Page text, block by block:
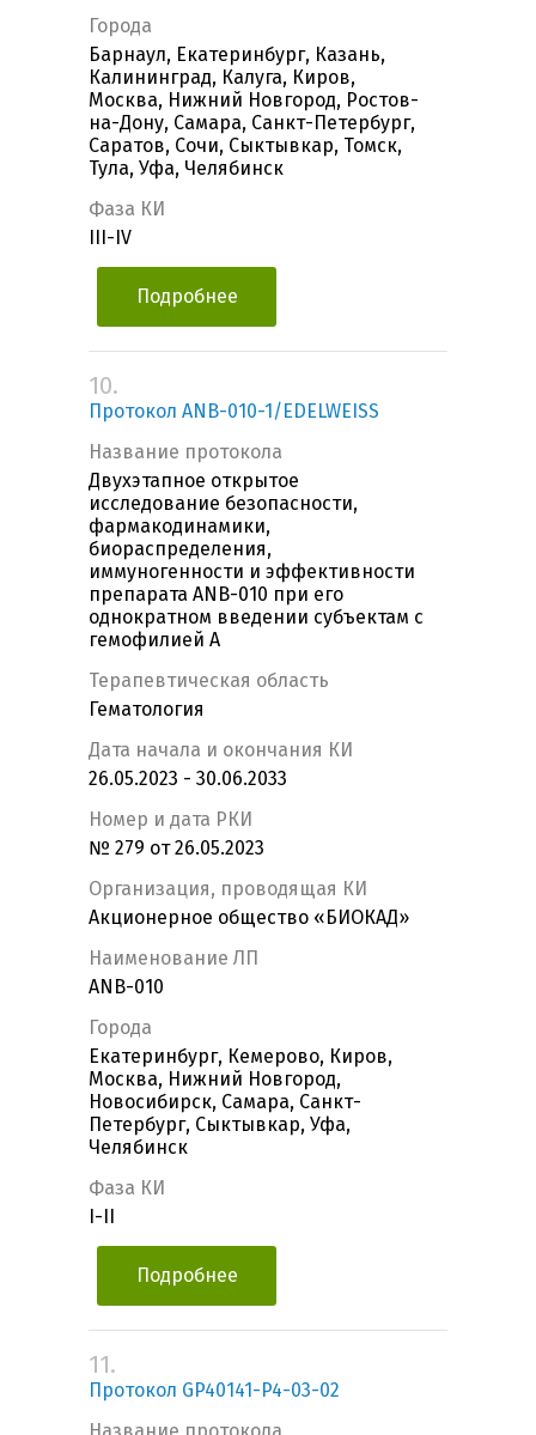
Города
Барнаул, Екатеринбург, Казань,
Калининград, Калуга, Киров,
Москва, Нижний Новгород, Ростов-
на-Дону, Самара, Санкт-Петербург,
Саратов, Сочи, Сыктывкар, Томск,
Тула, Уфа, Челябинск
Фаза КИ
III-IV
Подробнее
10.
Протокол ANB-010-1/EDELWEISS
Название протокола
Двухэтапное открытое
исследование безопасности,
фармакодинамики,
биораспределения,
иммуногенности и эффективности
препарата ANB-010 при его
однократном введении субъектам с
гемофилией А
Терапевтическая область
Гематология
Дата начала и окончания КИ
26.05.2023 - 30.06.2033
Номер и дата РКИ
№ 279 от 26.05.2023
Организация, проводящая КИ
Акционерное общество «БИОКАД»
Наименование ЛП
ANB-010
Города
Екатеринбург, Кемерово, Киров,
Москва, Нижний Новгород,
Новосибирск, Самара, Санкт-
Петербург, Сыктывкар, Уфа,
Челябинск
Фаза КИ
I-II
Подробнее
11.
Протокол GP40141-P4-03-02